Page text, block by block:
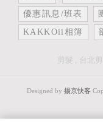
優惠訊息/班表
KAKKOii相簿
剪髮 台北
Designed by 揚京快客